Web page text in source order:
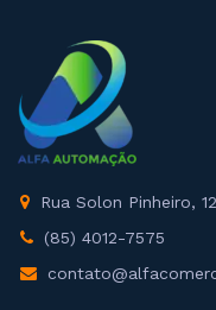
Rua Solon Pinheiro,
(85) 4012-7575